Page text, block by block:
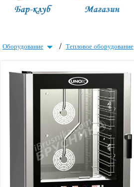
Оборудование / Тепловое оборудование